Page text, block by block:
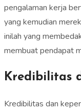
pengalaman kerja
yang kemudian
inilah yang
membuat pendapat
Kredibilitas
Kredibilitas dan